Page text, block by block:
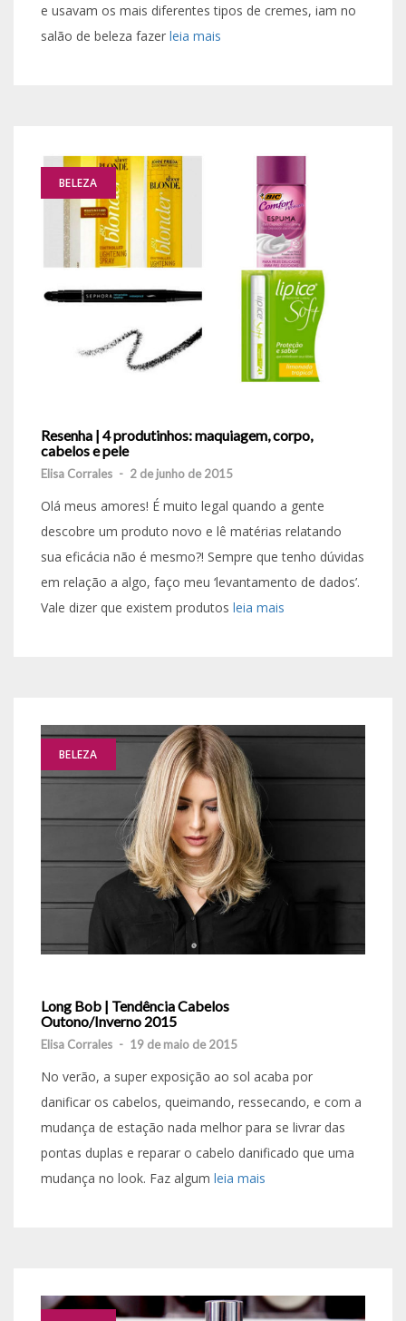
e usavam os mais diferentes tipos de cremes, iam no
salão de beleza fazer leia mais
BELEZA
Resenha | 4 produtinhos: maquiagem, corpo,
cabelos e pele
Elisa Corrales - 2 de junho de 2015
Olá meus amores! É muito legal quando a gente
descobre um produto novo e lê matérias relatando
sua eficácia não é mesmo?! Sempre que tenho dúvidas
em relação a algo, faço meu ‘levantamento de dados’.
Vale dizer que existem produtos leia mais
BELEZA
Long Bob | Tendência Cabelos
Outono/Inverno 2015
Elisa Corrales - 19 de maio de 2015
No verão, a super exposição ao sol acaba por
danificar os cabelos, queimando, ressecando, e com a
mudança de estação nada melhor para se livrar das
pontas duplas e reparar o cabelo danificado que uma
mudança no look. Faz algum leia mais